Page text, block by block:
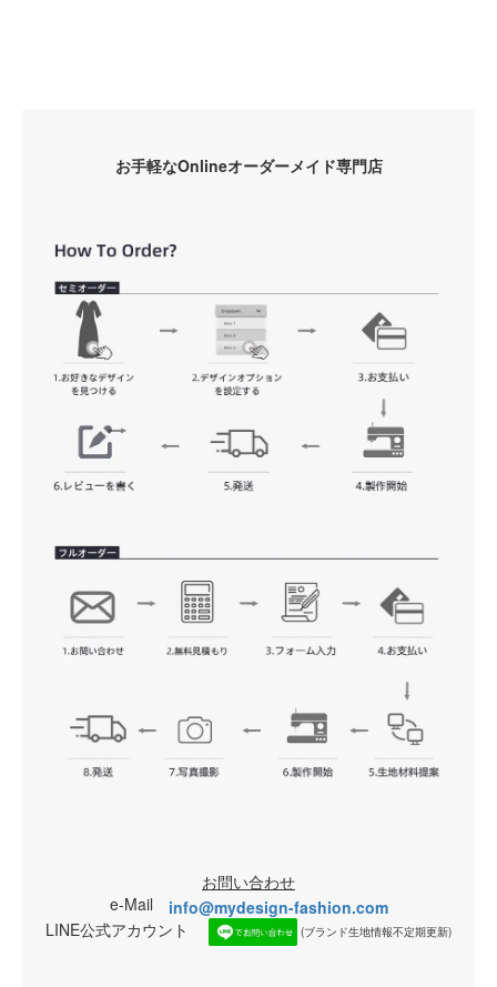
お手軽なOnlineオーダーメイド専門店
お問い合わせ
e-Mail info@mydesign-fashion.com
LINE公式アカウント
(ブランド生地情報不定期更新)